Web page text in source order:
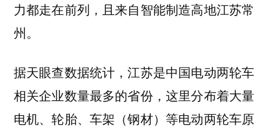
力都走在前列，且来自智能制造高地江苏常
州。
据天眼查数据统计，江苏是中国电动两轮车
相关企业数量最多的省份，这里分布着大量
电机、轮胎、车架（钢材）等电动两轮车原